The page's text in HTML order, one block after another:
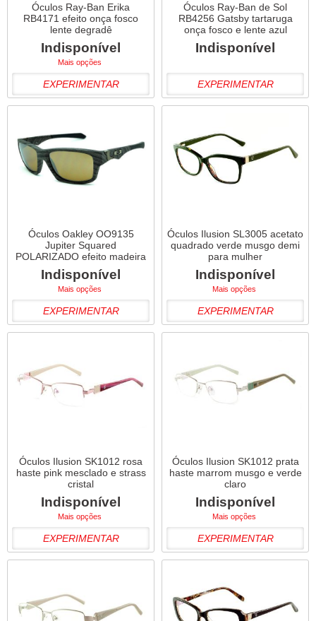
Óculos Ray-Ban Erika
RB4171 efeito onça fosco
lente degradê
Indisponível
Mais opções
EXPERIMENTAR
Óculos Ray-Ban de Sol
RB4256 Gatsby tartaruga
onça fosco e lente azul
Indisponível
EXPERIMENTAR
Óculos Oakley OO9135
Jupiter Squared
POLARIZADO efeito madeira
Indisponível
Mais opções
EXPERIMENTAR
Óculos Ilusion SL3005 acetato
quadrado verde musgo demi
para mulher
Indisponível
Mais opções
EXPERIMENTAR
Óculos Ilusion SK1012 rosa
haste pink mesclado e strass
cristal
Indisponível
Mais opções
EXPERIMENTAR
Óculos Ilusion SK1012 prata
haste marrom musgo e verde
claro
Indisponível
Mais opções
EXPERIMENTAR